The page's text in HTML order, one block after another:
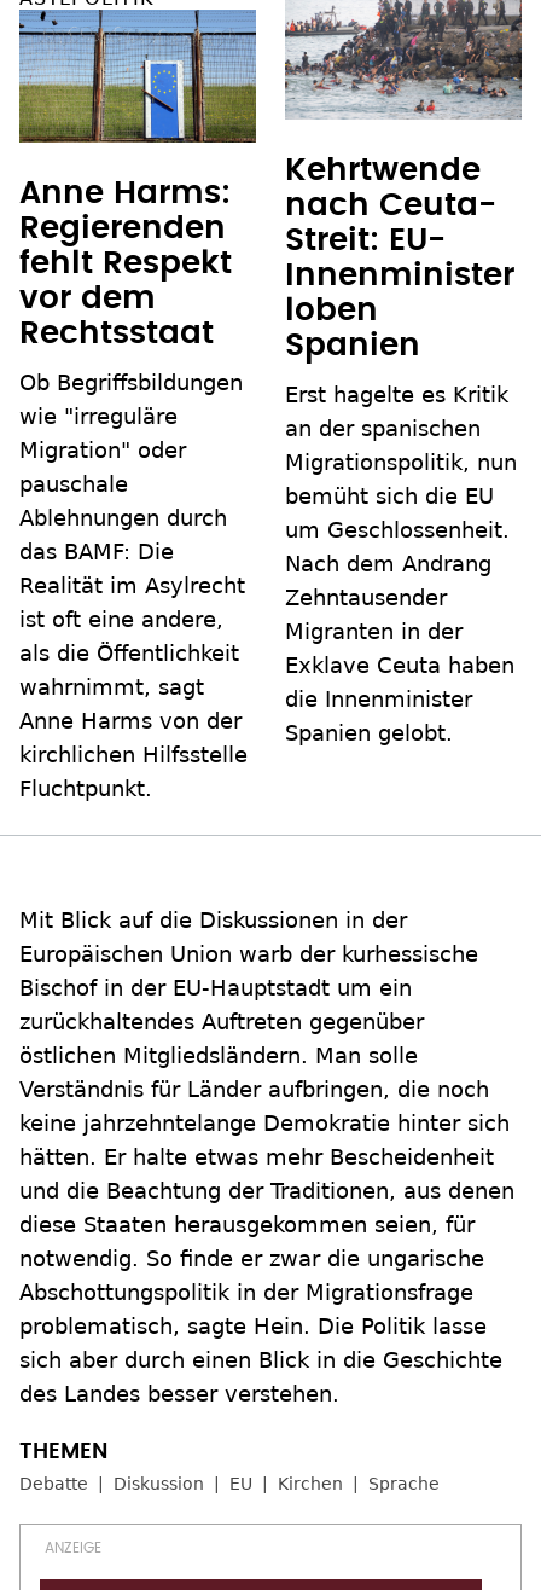
Anne Harms:
Regierenden
fehlt Respekt
vor dem
Rechtsstaat
Ob Begriffsbildungen
wie "irreguläre
Migration" oder
pauschale
Ablehnungen durch
das BAMF: Die
Realität im Asylrecht
ist oft eine andere,
als die Öffentlichkeit
wahrnimmt, sagt
Anne Harms von der
kirchlichen Hilfsstelle
Fluchtpunkt.
Kehrtwende
nach Ceuta-
Streit: EU-
Innenminister
loben
Spanien
Erst hagelte es Kritik
an der spanischen
Migrationspolitik, nun
bemüht sich die EU
um Geschlossenheit.
Nach dem Andrang
Zehntausender
Migranten in der
Exklave Ceuta haben
die Innenminister
Spanien gelobt.
Mit Blick auf die Diskussionen in der
Europäischen Union warb der kurhessische
Bischof in der EU-Hauptstadt um ein
zurückhaltendes Auftreten gegenüber
östlichen Mitgliedsländern. Man solle
Verständnis für Länder aufbringen, die noch
keine jahrzehntelange Demokratie hinter sich
hätten. Er halte etwas mehr Bescheidenheit
und die Beachtung der Traditionen, aus denen
diese Staaten herausgekommen seien, für
notwendig. So finde er zwar die ungarische
Abschottungspolitik in der Migrationsfrage
problematisch, sagte Hein. Die Politik lasse
sich aber durch einen Blick in die Geschichte
des Landes besser verstehen.
Debatte Diskussion EU Kirchen Sprache